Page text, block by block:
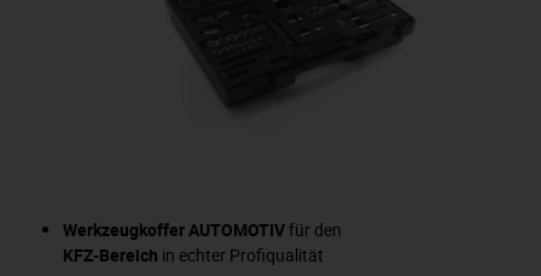
Werkzeugkoffer AUTOMOTIVfür den
KFZ-Bereich in echter Profiqualität